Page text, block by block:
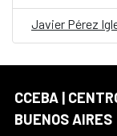
Javier Pérez
CCEBA |
BUENOS AIRES